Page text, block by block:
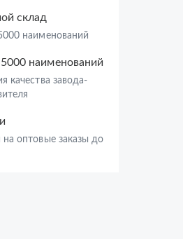
склад
наименований
5000 наименований
качества завода-
на оптовые заказы до